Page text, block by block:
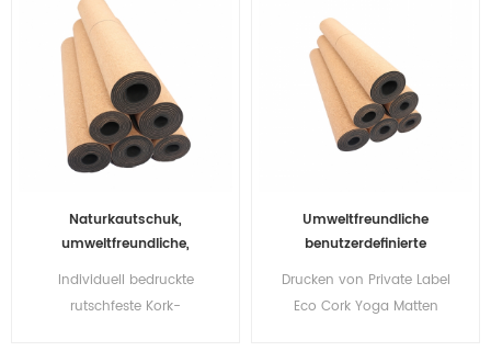
Naturkautschuk,
umweltfreundliche,
Yogamatte
Individuell bedruckte
rutschfeste Kork-
Umweltfreundliche
benutzerdefinierte
Drucken von Private Label
Eco Cork Yoga Matten